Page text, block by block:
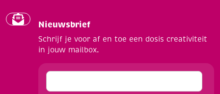
Nieuwsbrief
Schrijf je voor af en toe een dosis creativiteit
in jouw mailbox.